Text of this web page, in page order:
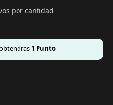
por cantidad
1 Punto